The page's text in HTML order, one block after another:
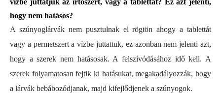
hogy nem hatásos?
A szúnyoglárvák nem pusztulnak el rögtön ahogy a tablettát
vagy a permetszert a vízbe juttattuk, ez azonban nem jelenti azt,
hogy a szerek nem hatásosak. A felszívódásához idő kell. A
szerek folyamatosan fejtik ki hatásukat, megakadályozzák, hogy
a lárvák bebábozódjanak, majd kifejlődjenek a szúnyogok.